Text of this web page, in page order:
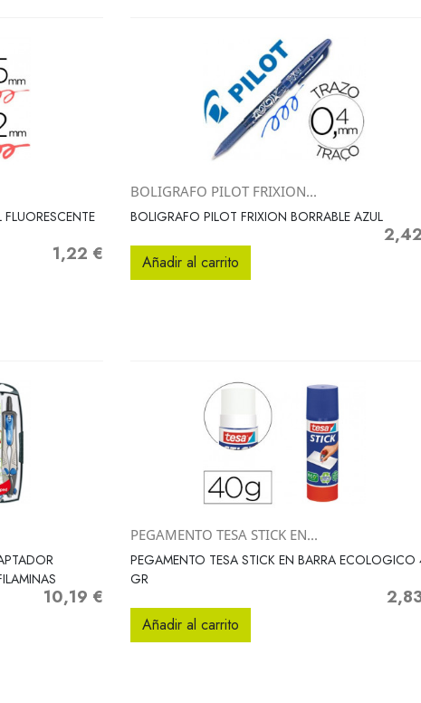
Precio
1,22 €
Vista rápida
BOLIGRAFO PILOT FRIXION...
BOLIGRAFO PILOT FRIXION BORRABLE AZUL
Precio
Añadir al carrito
Precio
10,19 €
Vista rápida
PEGAMENTO TESA STICK EN...
PEGAMENTO TESA STICK EN BARRA ECOLOGICO
GR
Precio
Añadir al carrito